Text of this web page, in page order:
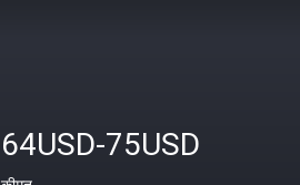
64USD-75USD